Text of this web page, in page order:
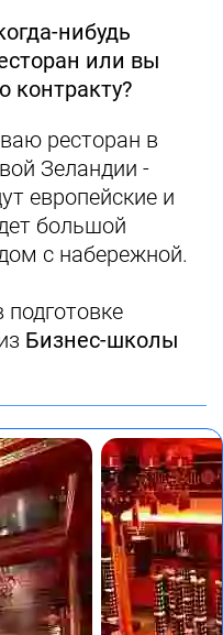
нибудь
или вы
контракту?
ресторан в
Зеландии -
европейские и
большой
с набережной.
Бизнес-школы